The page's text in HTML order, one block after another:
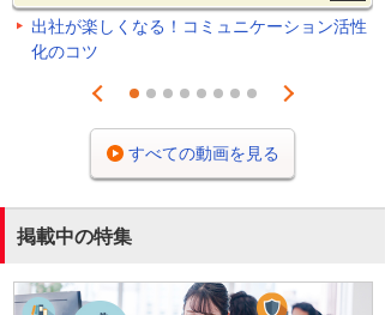
出社が楽しくなる！コミュニケーション活性
化のコツ
Prev
1 2 3 4 5 6 7 8
Next
すべての動画を見る
掲載中の特集